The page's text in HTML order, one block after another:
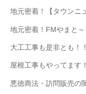
地元密着！【タウンニ
地元密着！FMやまと
大工工事も是非とも！！
屋根工事もやってます！
悪徳商法・訪問販売の